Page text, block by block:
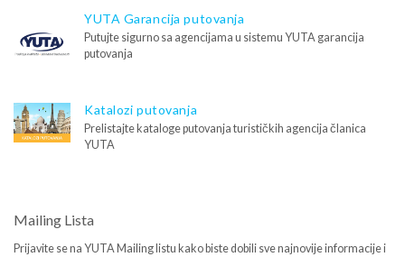
YUTA Garancija putovanja
Putujte sigurno sa agencijama u sistemu YUTA garancija
putovanja
Katalozi putovanja
Prelistajte kataloge putovanja turističkih agencija članica
YUTA
Mailing Lista
Prijavite se na YUTA Mailing listu kako biste dobili sve najnovije informacije i